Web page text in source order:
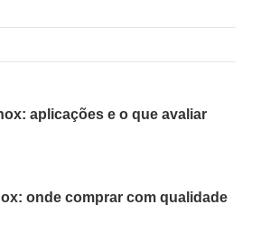
aplicações e o que avaliar
onde comprar com qualidade